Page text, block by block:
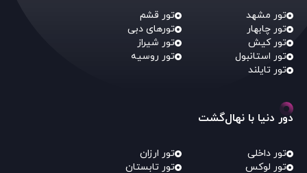
تور مشهد
تور قشم
تور چابهار
تورهای دبی
تور کیش
تور شیراز
تور استانبول
تور روسیه
تور تایلند
دور دنیا با نهال‌گشت
تور داخلی
تور ارزان
تور لوکس
تور تابستان